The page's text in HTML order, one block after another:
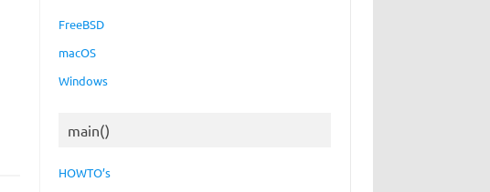
FreeBSD
macOS
Windows
main()
HOWTO’s